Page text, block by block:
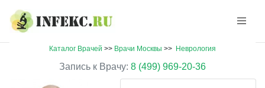
Каталог Врачей >> Врачи Москвы >> Неврология
Запись к Врачу: 8 (499) 969-20-36